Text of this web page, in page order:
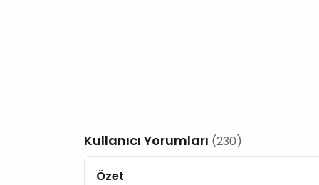
Kullanıcı Yorumları (230)
Özet